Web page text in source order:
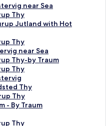
near Sea
Thy
Jutland with Hot
Thy
near Sea
Thy-by Traum
Thy
Thy
Thy
- By Traum
Thy